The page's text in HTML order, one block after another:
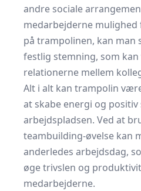
andre sociale
medarbejderne
på trampolinen, kan man
festlig stemning, som
relationerne mellem
Alt i alt kan trampolin
at skabe energi og
arbejdspladsen. Ved at
teambuilding-øvelse kan
anderledes arbejdsdag,
øge trivslen og
medarbejderne.